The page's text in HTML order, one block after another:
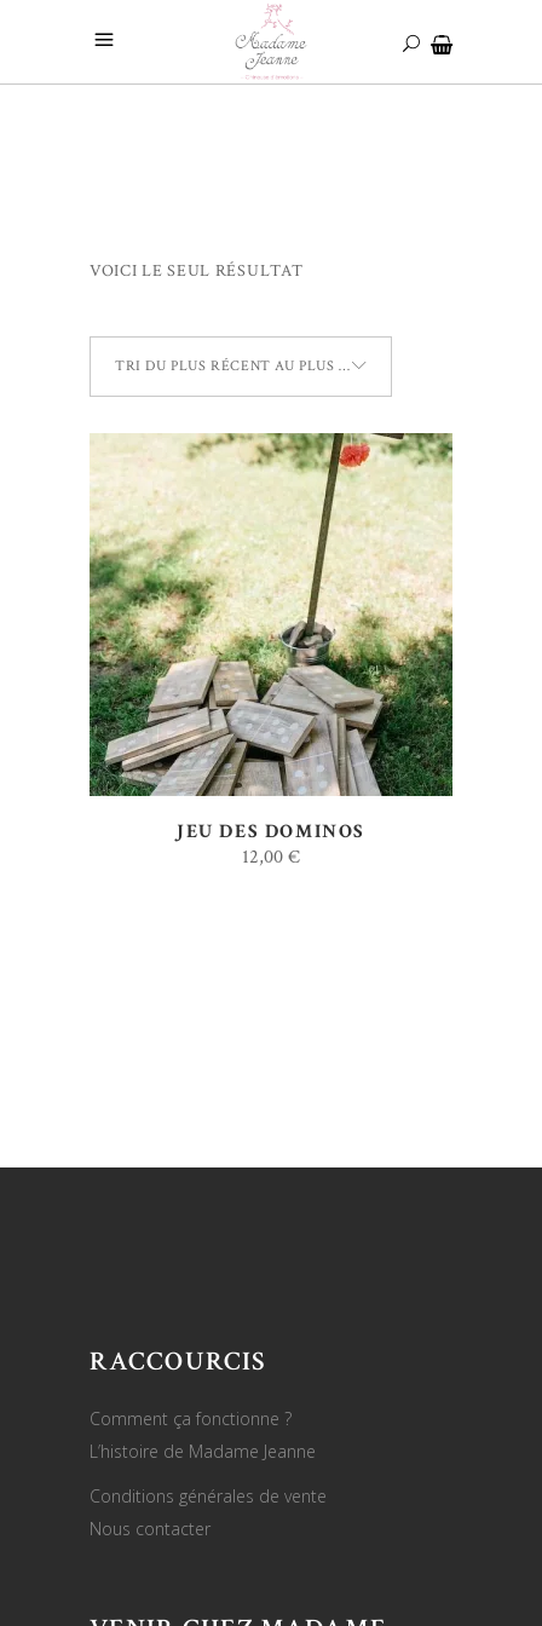
VOICI LE SEUL RÉSULTAT
TRI DU PLUS RÉCENT AU PLUS ANCIEN
AJOUTER AU DEVIS
JEU DES DOMINOS
12,00€
RACCOURCIS
Comment ça fonctionne ?
L’histoire de Madame Jeanne
Conditions générales de vente
Nous contacter